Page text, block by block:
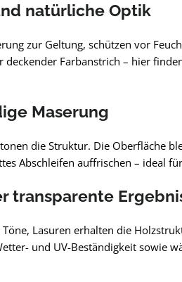
natürliche Optik
zur Geltung, schützen vor
Farbanstrich – hier
Maserung
die Struktur. Die Oberfläche
Abschleifen auffrischen – ideal
transparente
Lasuren erhalten die
und UV-Beständigkeit sowie